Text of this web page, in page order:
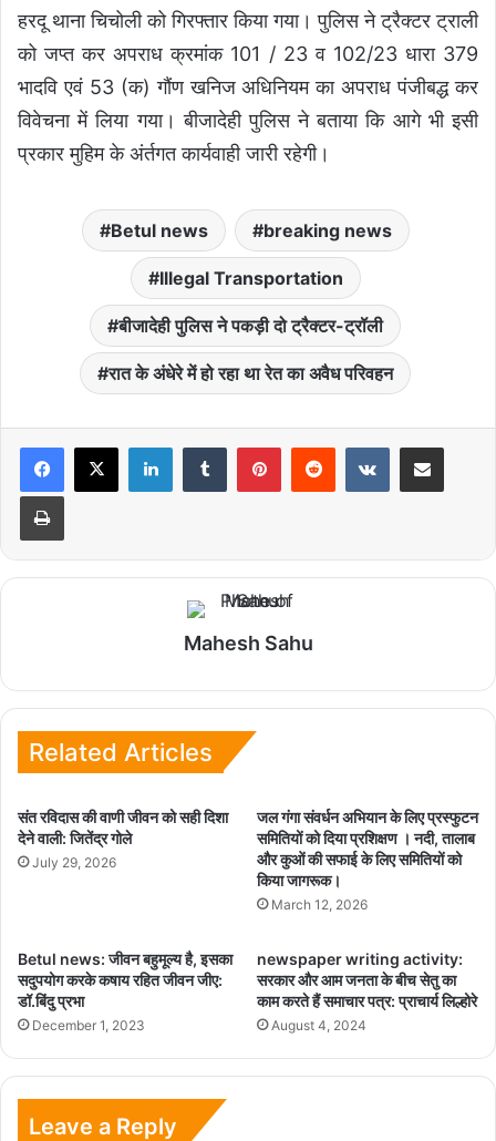
हरदू थाना चिचोली को गिरफ्तार किया गया। पुलिस ने ट्रैक्टर ट्राली
को जप्त कर अपराध क्रमांक 101 / 23 व 102/23 धारा 379
भादवि एवं 53 (क) गौंण खनिज अधिनियम का अपराध पंजीबद्ध कर
विवेचना में लिया गया। बीजादेही पुलिस ने बताया कि आगे भी इसी
प्रकार मुहिम के अंर्तगत कार्यवाही जारी रहेगी।
Betul news breaking news
Illegal Transportation
बीजादेही पुलिस ने पकड़ी दो ट्रैक्टर-ट्रॉली
रात के अंधेरे में हो रहा था रेत का अवैध परिवहन
Mahesh Sahu
Related Articles
संत रविदास की वाणी जीवन को सही दिशा
देने वाली: जितेंद्र गोले
July 29, 2026
जल गंगा संवर्धन अभियान के लिए प्रस्फुटन
समितियों को दिया प्रशिक्षण । नदी, तालाब
और कुओं की सफाई के लिए समितियों को
किया जागरूक।
March 12, 2026
Betul news: जीवन बहुमूल्य है, इसका
सदुपयोग करके कषाय रहित जीवन जीए:
डॉ.बिंदु प्रभा
December 1, 2023
newspaper writing activity:
सरकार और आम जनता के बीच सेतु का
काम करते हैं समाचार पत्र: प्राचार्य लिल्होरे
August 4, 2024
Leave a Reply